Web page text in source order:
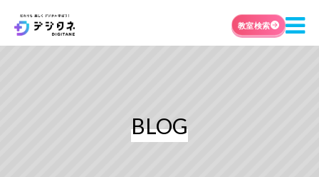
教室検索
BLOG